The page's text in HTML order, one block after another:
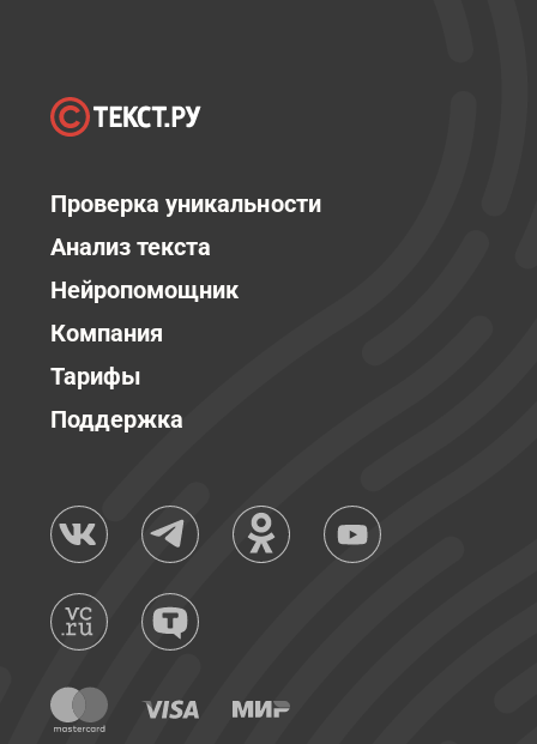
Проверка уникальности
Анализ текста
Нейропомощник
Компания
Тарифы
Поддержка